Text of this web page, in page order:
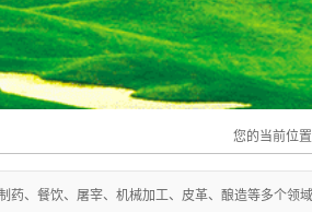
您的当前位置
、餐饮、屠宰、机械加工、皮革、酿造等多个领